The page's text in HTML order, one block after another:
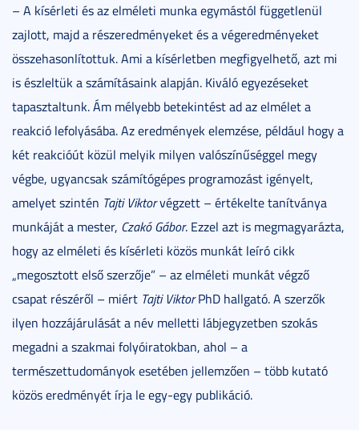
– A kísérleti és az elméleti munka egymástól függetlenül
zajlott, majd a részeredményeket és a végeredményeket
összehasonlítottuk. Ami a kísérletben megfigyelhető, azt mi
is észleltük a számításaink alapján. Kiváló egyezéseket
tapasztaltunk. Ám mélyebb betekintést ad az elmélet a
reakció lefolyásába. Az eredmények elemzése, például hogy a
két reakcióút közül melyik milyen valószínűséggel megy
végbe, ugyancsak számítógépes programozást igényelt,
amelyet szintén Tajti Viktorvégzett – értékelte tanítványa
munkáját a mester, Czakó Gábor. Ezzel azt is megmagyarázta,
hogy az elméleti és kísérleti közös munkát leíró cikk
„megosztott első szerzője” – az elméleti munkát végző
csapat részéről – miért Tajti ViktorPhD hallgató. A szerzők
ilyen hozzájárulását a név melletti lábjegyzetben szokás
megadni a szakmai folyóiratokban, ahol – a
természettudományok esetében jellemzően – több kutató
közös eredményét írja le egy-egy publikáció.